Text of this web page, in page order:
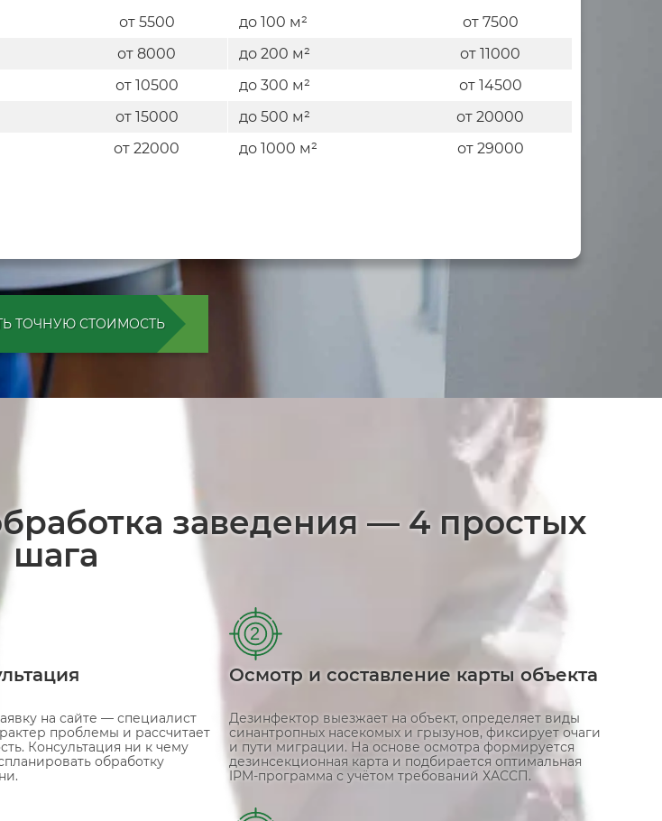
от 5500
от 8000
от 10500
от 15000
от 22000
до 100 м²
от 7500
до 200 м²
от 11000
до 300 м²
от 14500
до 500 м²
от 20000
до 1000 м²
от 29000
ТОЧНУЮ СТОИМОСТЬ
заведения — 4 простых
шага
на сайте — специалист
проблемы и рассчитает
Консультация ни к чему
обработку
2
Осмотр и составление карты объекта
Дезинфектор выезжает на объект, определяет виды
синантропных насекомых и грызунов, фиксирует очаги
и пути миграции. На основе осмотра формируется
дезинсекционная карта и подбирается оптимальная
IPM-программа с учётом требований ХАССП.